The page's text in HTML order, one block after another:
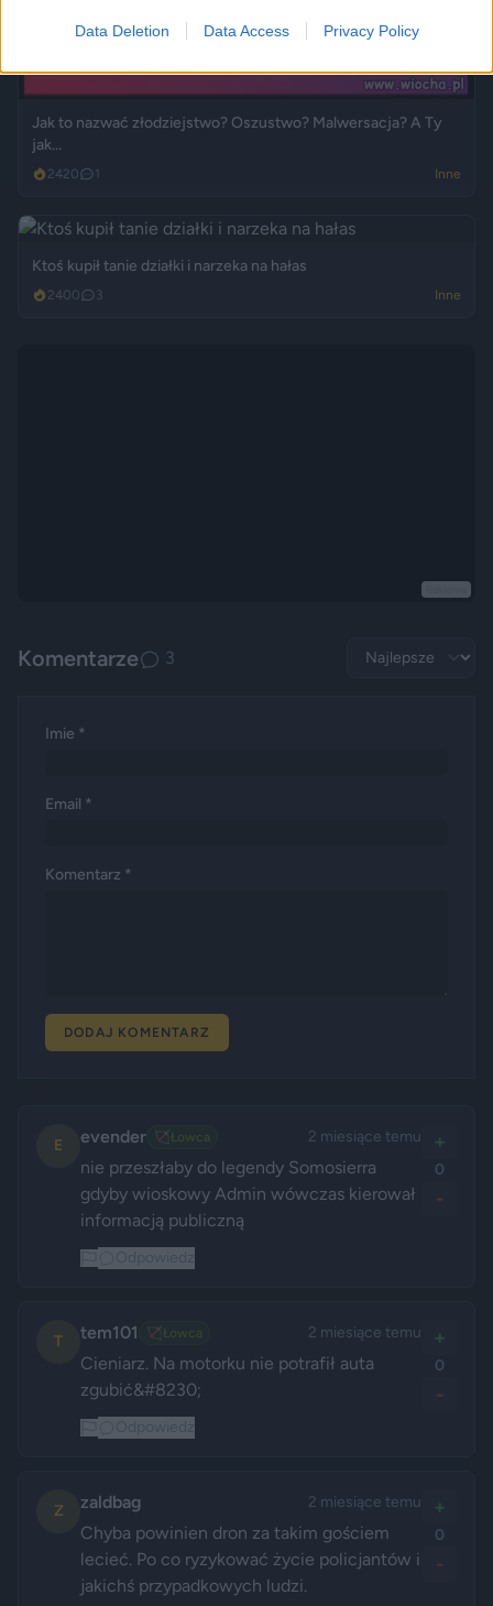
Data Deletion Data Access Privacy Policy
Jak to nazwać złodziejstwo? Oszustwo? Malwersacja? A Ty
jak...
2420 1 Inne
Ktoś kupił tanie działki i narzeka na hałas
2400 3 Inne
Komentarze 3
Imie *
Email *
Komentarz *
DODAJ KOMENTARZ
E evender 🏹 Łowca 2 miesiące temu
nie przeszłaby do legendy Somosierra
gdyby wioskowy Admin wówczas kierował
informacją publiczną
+
0
-
T tem101 🏹 Łowca 2 miesiące temu
Cieniarz. Na motorku nie potrafił auta
zgubić&#8230;
+
0
-
Z zaldbag 2 miesiące temu
Chyba powinien dron za takim gościem
lecieć. Po co ryzykować życie policjantów i
jakichś przypadkowych ludzi.
+
0
-